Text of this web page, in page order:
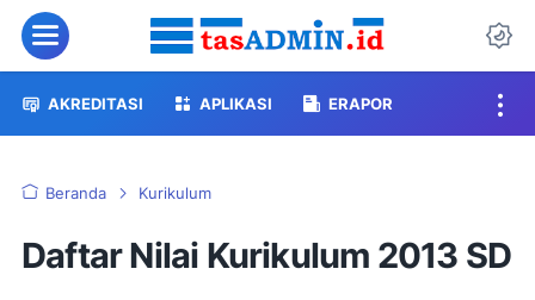
Menu
AKREDITASI APLIKASI ERAPOR
Beranda Kurikulum
Daftar Nilai Kurikulum 2013 SD